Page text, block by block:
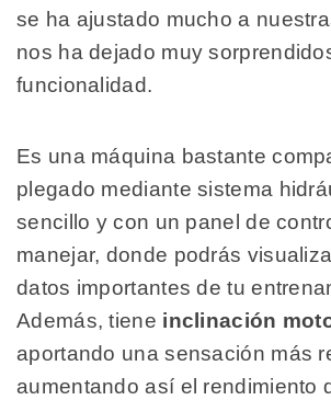
se ha ajustado mucho a
nos ha dejado muy
funcionalidad.
Es una máquina bastante
plegado mediante sistema
sencillo y con un panel de
manejar, donde podrás
datos importantes de tu
Además, tiene inclinación
aportando una sensación más
aumentando así el rendimiento